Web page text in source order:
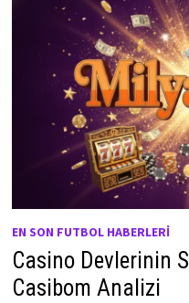
EN SON FUTBOL HABERLERI
Casino Devlerinin
Casibom Analizi